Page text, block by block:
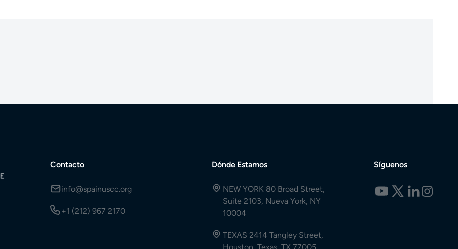
Contacto
info@spainuscc.org
+1 (212) 967 2170
Dónde Estamos
NEW YORK 80 Broad Street,
Suite 2103, Nueva York, NY
10004
TEXAS 2414 Tangley Street,
Síguenos